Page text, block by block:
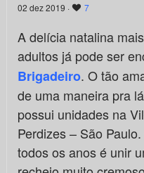
02 dez 2019 · 7
A delícia natalina
adultos já pode ser
Brigadeiro. O tão
de uma maneira pra
possui unidades na
Perdizes – São
todos os anos é unir